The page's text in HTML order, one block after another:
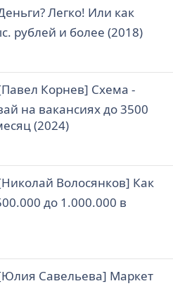
Легко! Или как
рублей и более (2018)
Корнев] Схема -
на вакансиях до 3500
(2024)
Волосянков] Как
до 1.000.000 в
Савельева] Маркет